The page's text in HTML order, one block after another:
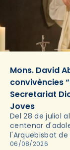
Mons. David
convivències
Secretariat
Joves
Del 28 de juliol
centenar
l'Arquebisbat
les convivències
06/08/2026